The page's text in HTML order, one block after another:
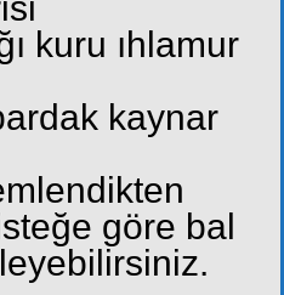
kuru ıhlamur
kaynar
göre bal